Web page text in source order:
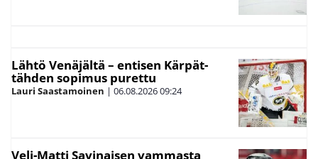
Lähtö Venäjältä – entisen Kärpät-
tähden sopimus purettu
Lauri Saastamoinen | 06.08.202609:24
Veli-Matti Savinaisen vammasta